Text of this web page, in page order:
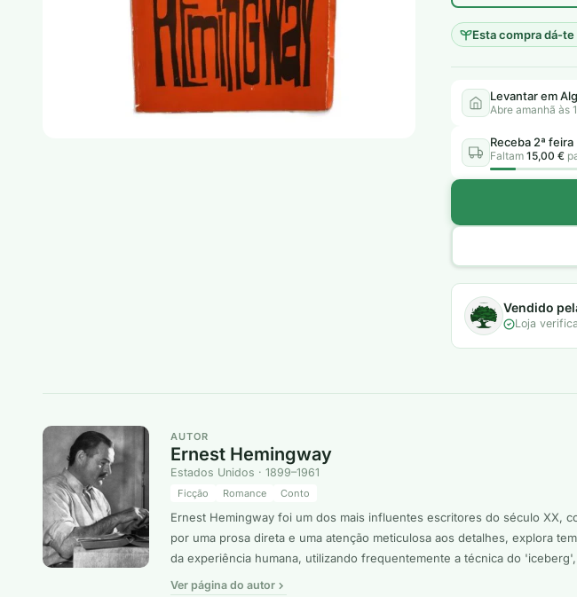
Esta compra dá-te
Levantar em
Abre amanhã às
Receba 2ª feira
Faltam 15,00 €
Vendido
Loja
AUTOR
Ernest Hemingway
Estados Unidos · 1899–1961
Ficção Romance Conto
Ernest Hemingway foi um dos mais influentes escritores do século XX,
por uma prosa direta e uma atenção meticulosa aos detalhes, explora
da experiência humana, utilizando frequentemente a técnica do
Ver página do autor